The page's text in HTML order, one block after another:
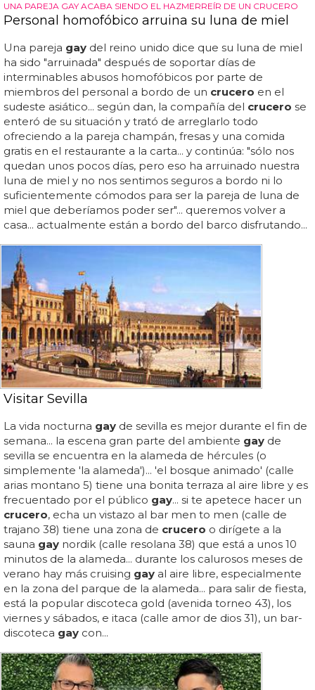
UNA PAREJA GAY ACABA SIENDO EL HAZMERREÍR DE UN CRUCERO
Personal homofóbico arruina su luna de miel
Una pareja gay del reino unido dice que su luna de miel
ha sido "arruinada" después de soportar días de
interminables abusos homofóbicos por parte de
miembros del personal a bordo de un crucero en el
sudeste asiático... según dan, la compañía del crucero se
enteró de su situación y trató de arreglarlo todo
ofreciendo a la pareja champán, fresas y una comida
gratis en el restaurante a la carta... y continúa: "sólo nos
quedan unos pocos días, pero eso ha arruinado nuestra
luna de miel y no nos sentimos seguros a bordo ni lo
suficientemente cómodos para ser la pareja de luna de
miel que deberíamos poder ser"... queremos volver a
casa... actualmente están a bordo del barco disfrutando...
Visitar Sevilla
La vida nocturna gay de sevilla es mejor durante el fin de
semana... la escena gran parte del ambiente gay de
sevilla se encuentra en la alameda de hércules (o
simplemente 'la alameda')... 'el bosque animado' (calle
arias montano 5) tiene una bonita terraza al aire libre y es
frecuentado por el público gay... si te apetece hacer un
crucero, echa un vistazo al bar men to men (calle de
trajano 38) tiene una zona de crucero o dirígete a la
sauna gay nordik (calle resolana 38) que está a unos 10
minutos de la alameda... durante los calurosos meses de
verano hay más cruising gay al aire libre, especialmente
en la zona del parque de la alameda... para salir de fiesta,
está la popular discoteca gold (avenida torneo 43), los
viernes y sábados, e itaca (calle amor de dios 31), un bar-
discoteca gay con...